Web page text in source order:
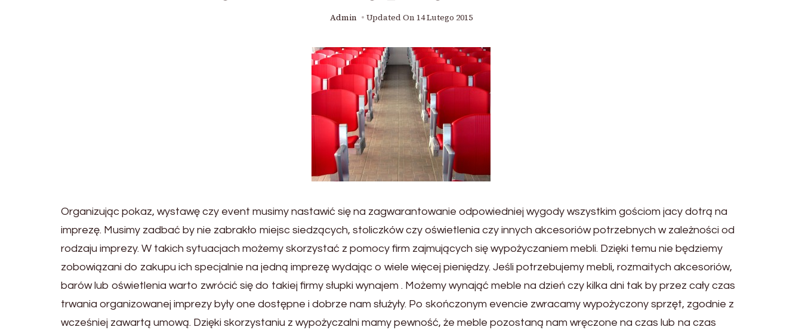
Admin Updated On 14 Lutego 2015
Organizując pokaz, wystawę czy event musimy nastawić się na zagwarantowanie odpowiedniej wygody wszystkim gościom jacy dotrą na
imprezę. Musimy zadbać by nie zabrakło miejsc siedzących, stoliczków czy oświetlenia czy innych akcesoriów potrzebnych w zależności od
rodzaju imprezy. W takich sytuacjach możemy skorzystać z pomocy firm zajmujących się wypożyczaniem mebli. Dzięki temu nie będziemy
zobowiązani do zakupu ich specjalnie na jedną imprezę wydając o wiele więcej pieniędzy. Jeśli potrzebujemy mebli, rozmaitych akcesoriów,
barów lub oświetlenia warto zwrócić się do takiej firmy słupki wynajem . Możemy wynająć meble na dzień czy kilka dni tak by przez cały czas
trwania organizowanej imprezy były one dostępne i dobrze nam służyły. Po skończonym evencie zwracamy wypożyczony sprzęt, zgodnie z
wcześniej zawartą umową. Dzięki skorzystaniu z wypożyczalni mamy pewność, że meble pozostaną nam wręczone na czas lub na czas